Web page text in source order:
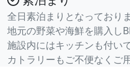
全日素泊まりとなっておりま
地元の野菜や海鮮を購入し
施設内にはキッチンも付い
カトラリーもご不便なくご